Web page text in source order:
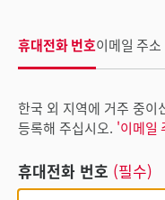
휴대전화 번호이메일 주소
한국 외 지역에 거주 중이
등록해 주십시오. '이메일
휴대전화 번호 (필수)